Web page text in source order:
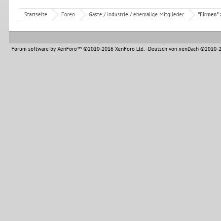
Startseite Foren Gäste / Industrie / ehemalige Mitglieder "Firmen"
Forum software by XenForo™©2010-2016 XenForo Ltd.- Deutsch von xenDach©2010-